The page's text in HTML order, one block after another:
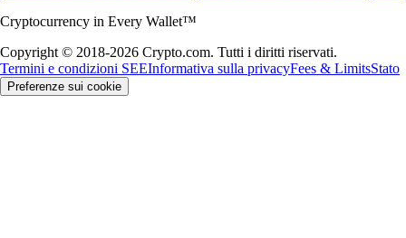
Cryptocurrency in Every Wallet™
Copyright © 2018-2026 Crypto.com. Tutti i diritti riservati.
Termini e condizioni SEEInformativa sulla privacyFees & LimitsStato
Preferenze sui cookie